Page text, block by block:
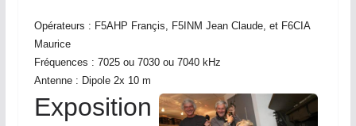
Opérateurs : F5AHP Françis, F5INM Jean Claude, et F6CIA
Maurice
Fréquences : 7025 ou 7030 ou 7040 kHz
Antenne : Dipole 2x 10 m
Exposition